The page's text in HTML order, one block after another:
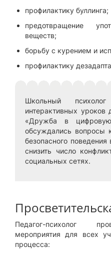
профилактику буллинга;
предотвращение
веществ;
борьбу с курением и
профилактику
Школьный
интерактивных
«Дружба в
обсуждались вопросы
безопасного
снизить число
социальных сетях.
Педагог-психолог
мероприятия для всех
процесса: